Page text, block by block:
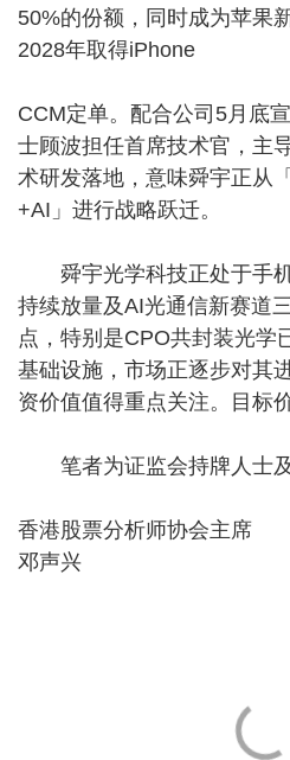
50%的份额，同时成为苹果
2028年取得iPhone
CCM定单。配合公司5月底
士顾波担任首席技术官，主
术研发落地，意味舜宇正从
+AI」进行战略跃迁。
舜宇光学科技正处于手机
持续放量及AI光通信新赛道
点，特别是CPO共封装光学
基础设施，市场正逐步对其
资价值值得重点关注。目标
笔者为证监会持牌人士及
香港股票分析师协会主席
邓声兴